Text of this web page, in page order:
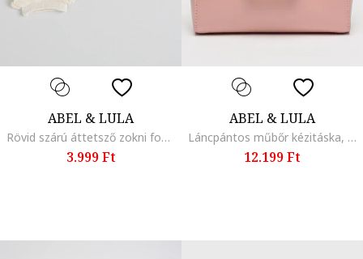
ABEL & LULA
Rövid szárú áttetsző zokni fodrokkal, Törtfehér
3.999 Ft
ABEL & LULA
Láncpántos műbőr kézitáska, koptatott rózsaszín
12.199 Ft